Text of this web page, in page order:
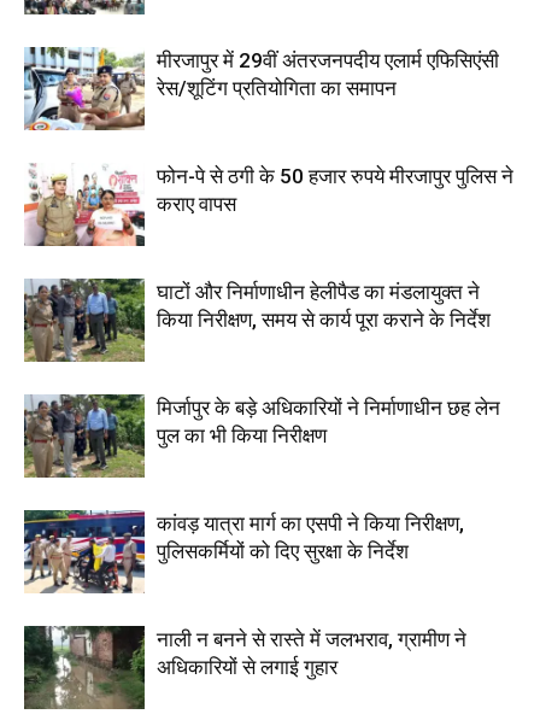
मीरजापुर में 29वीं अंतरजनपदीय एलार्म एफिसिएंसी
रेस/शूटिंग प्रतियोगिता का समापन
फोन-पे से ठगी के 50 हजार रुपये मीरजापुर पुलिस ने
कराए वापस
घाटों और निर्माणाधीन हेलीपैड का मंडलायुक्त ने
किया निरीक्षण, समय से कार्य पूरा कराने के निर्देश
मिर्जापुर के बड़े अधिकारियों ने निर्माणाधीन छह लेन
पुल का भी किया निरीक्षण
कांवड़ यात्रा मार्ग का एसपी ने किया निरीक्षण,
पुलिसकर्मियों को दिए सुरक्षा के निर्देश
नाली न बनने से रास्ते में जलभराव, ग्रामीण ने
अधिकारियों से लगाई गुहार